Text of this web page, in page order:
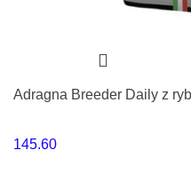
Adragna Breeder Daily z
145.60